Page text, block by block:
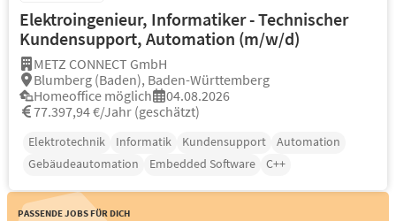
Elektroingenieur, Informatiker - Technischer
Kundensupport, Automation (m/w/d)
METZ CONNECT GmbH
Blumberg (Baden), Baden-Württemberg
Homeoffice möglich
04.08.2026
77.397,94 €/Jahr (geschätzt)
Elektrotechnik Informatik Kundensupport
Automation
Gebäudeautomation
Embedded Software C++
Passende Jobs für Dich